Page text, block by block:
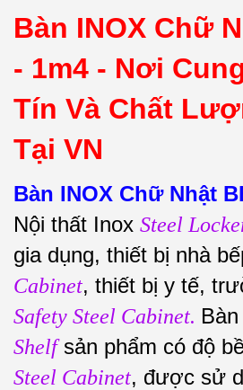
Bàn INOX Chữ
- 1m4 - Nơi
Tín Và Chất
Tại VN
Bàn INOX Chữ Nhật
Nội thất Inox Steel
gia dụng, thiết bị nhà
Cabinet, thiết bị y tế,
Safety Steel Cabinet.
Shelfsản phẩm có độ
Steel Cabinet, được sử